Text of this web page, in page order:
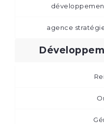
agence